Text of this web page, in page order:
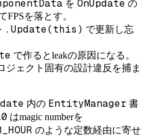
を OnUpdate の
FPSを落とす。
.Update(this) で更新し忘
で作るとleakの原因になる。
ジェクト固有の設計違反を捕ま
内の EntityManager 書
はmagic numberを
のような定数経由に寄せ